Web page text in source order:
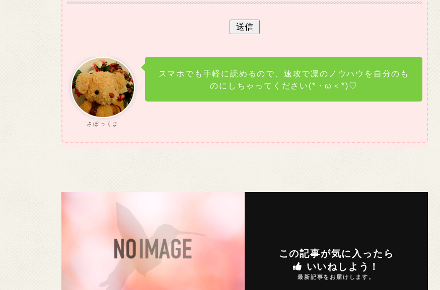
さぼっくま
スマホでも手軽に読めるので、速攻で凛のノウハウを自分のも
のにしちゃってください(*・ω＜*)♡
この記事が気に入ったら
いいねしよう！
最新記事をお届けします。